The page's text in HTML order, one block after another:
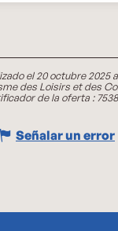
el 20 octubre 2025 a
des Loisirs et des
de la oferta :
Señalar un error